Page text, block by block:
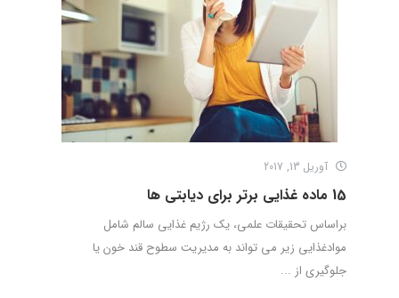
آوریل 13, 2017
15 ماده غذایی برتر برای دیابتی ها
براساس تحقیقات علمی، یک رژیم غذایی سالم شامل
موادغذایی زیر می تواند به مدیریت سطوح قند خون یا
جلوگیری از ...